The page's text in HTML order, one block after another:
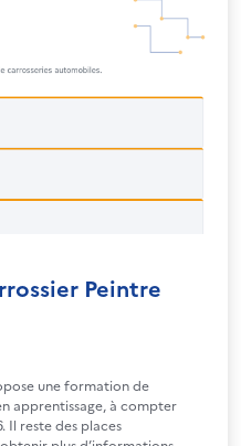
Peintre
une formation de
apprentissage, à compter
Il reste des places